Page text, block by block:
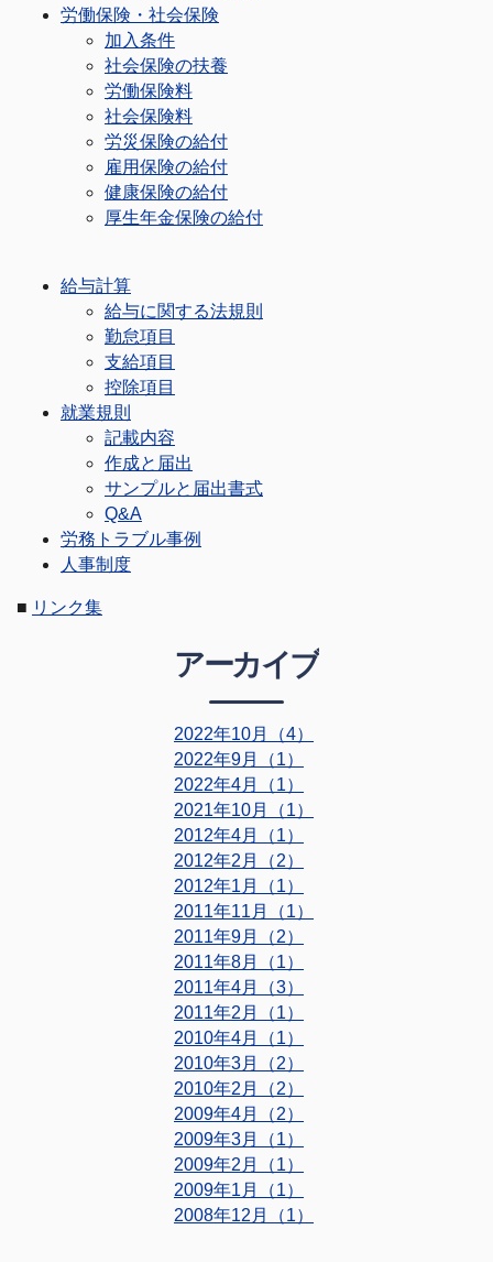
労働保険・社会保険
加入条件
社会保険の扶養
労働保険料
社会保険料
労災保険の給付
雇用保険の給付
健康保険の給付
厚生年金保険の給付
給与計算
給与に関する法規則
勤怠項目
支給項目
控除項目
就業規則
記載内容
作成と届出
サンプルと届出書式
Q&A
労務トラブル事例
人事制度
■ リンク集
アーカイブ
2022年10月（4）
2022年9月（1）
2022年4月（1）
2021年10月（1）
2012年4月（1）
2012年2月（2）
2012年1月（1）
2011年11月（1）
2011年9月（2）
2011年8月（1）
2011年4月（3）
2011年2月（1）
2010年4月（1）
2010年3月（2）
2010年2月（2）
2009年4月（2）
2009年3月（1）
2009年2月（1）
2009年1月（1）
2008年12月（1）